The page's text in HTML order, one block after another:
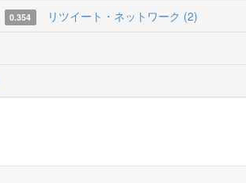
0.354 リツイート・ネットワーク (2)